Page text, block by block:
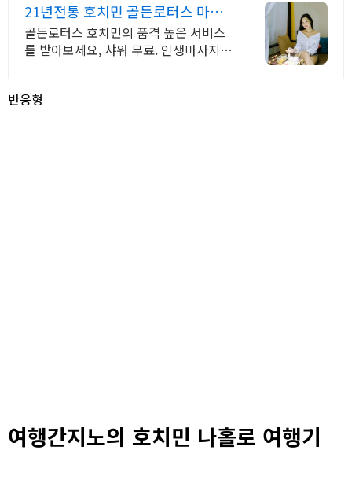
21년전통 호치민 골든로터스 마사
지, 사우나에서 힐링
골든로터스 호치민의 품격 높은 서비스
를 받아보세요, 샤워 무료. 인생마사지
반응형
여행간지노의 호치민 나홀로 여행기